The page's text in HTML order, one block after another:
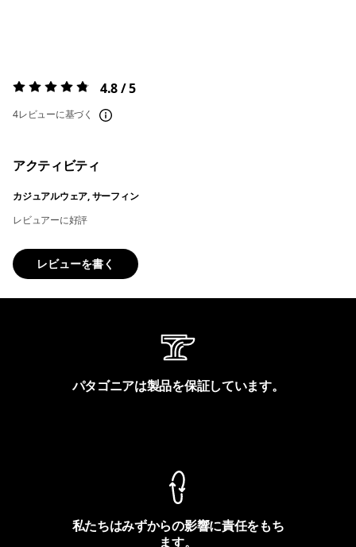
評価:4.8 / 5 4.8 / 5
4レビューに基づく
アクティビティ
カジュアルウェア, サーフィン
レビュアーに好評
レビューを書く
パタゴニアは製品を保証しています。
私たちはみずからの影響に責任をもち
ます。